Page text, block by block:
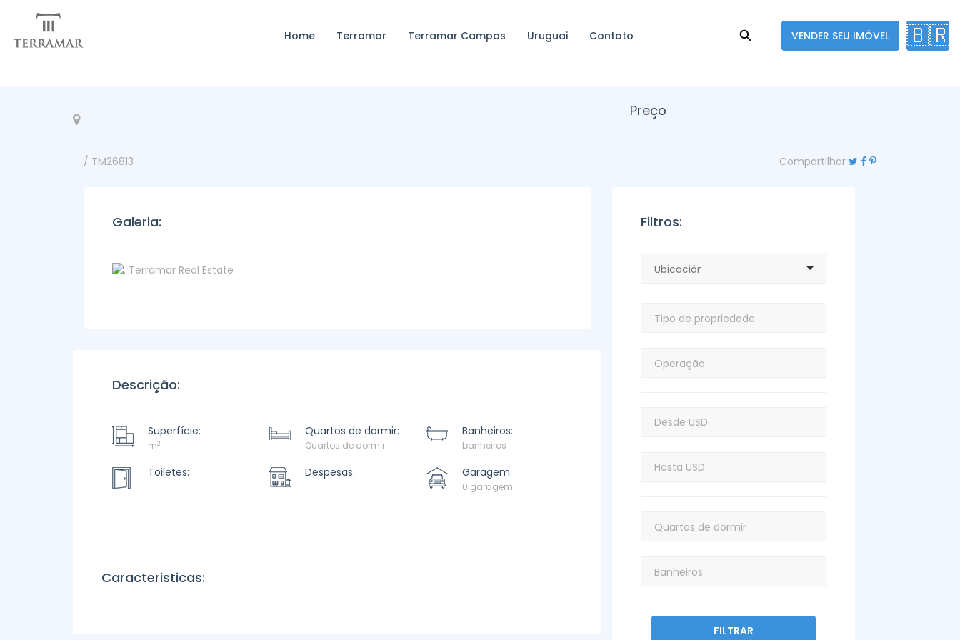
Home Terramar Terramar Campos Uruguai Contato VENDER SEU IMÓVEL 🇧🇷
Preço
/ TM26813 Compartilhar
Galeria:
Descrição:
Superfície:
m2
Quartos de dormir:
Quartos de dormir
Banheiros:
banheiros
Toiletes: Despesas: Garagem:
0 garagem
Caracteristicas:
Filtros:
FILTRAR